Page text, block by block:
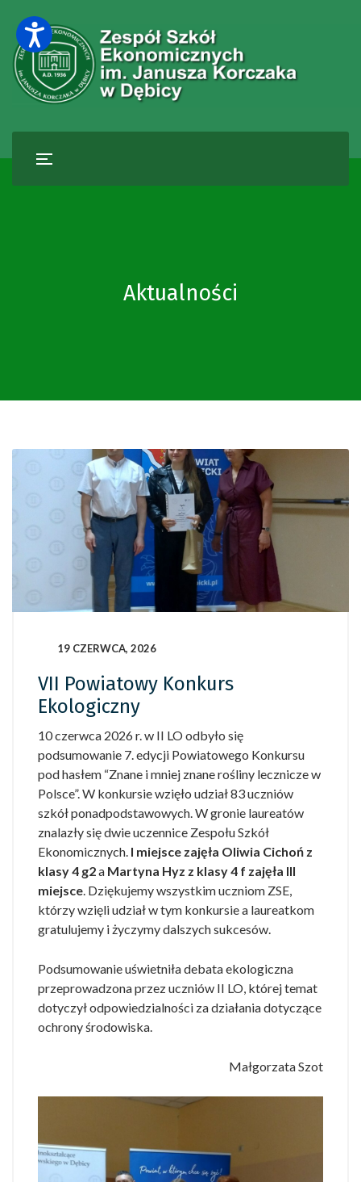
Aktualności
19 CZERWCA, 2026
VII Powiatowy Konkurs
Ekologiczny
10 czerwca 2026 r. w II LO odbyło się
podsumowanie 7. edycji Powiatowego Konkursu
pod hasłem “Znane i mniej znane rośliny lecznicze w
Polsce”. W konkursie wzięło udział 83 uczniów
szkół ponadpodstawowych. W gronie laureatów
znalazły się dwie uczennice Zespołu Szkół
Ekonomicznych. I miejsce zajęła Oliwia Cichoń z
klasy 4 g2a Martyna Hyz z klasy 4 f zajęła III
miejsce. Dziękujemy wszystkim uczniom ZSE,
którzy wzięli udział w tym konkursie a laureatkom
gratulujemy i życzymy dalszych sukcesów.
Podsumowanie uświetniła debata ekologiczna
przeprowadzona przez uczniów II LO, której temat
dotyczył odpowiedzialności za działania dotyczące
ochrony środowiska.
Małgorzata Szot